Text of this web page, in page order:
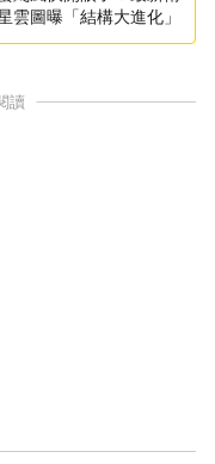
雲圖曝「結構大進化」
讀